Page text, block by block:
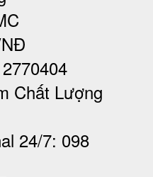
Chất Lượng
24/7: 098